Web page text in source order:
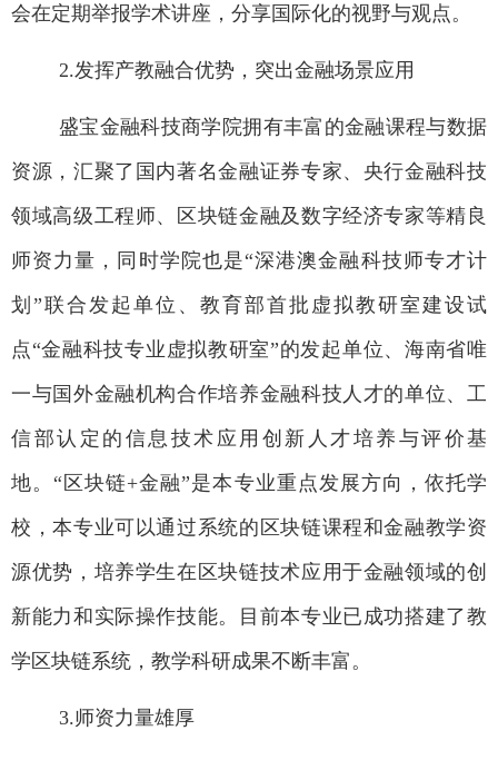
会在定期举报学术讲座，分享国际化的视野与观点。
2.发挥产教融合优势，突出金融场景应用
盛宝金融科技商学院拥有丰富的金融课程与数据
资源，汇聚了国内著名金融证券专家、央行金融科技
领域高级工程师、区块链金融及数字经济专家等精良
师资力量，同时学院也是“深港澳金融科技师专才计
划”联合发起单位、教育部首批虚拟教研室建设试
点“金融科技专业虚拟教研室”的发起单位、海南省唯
一与国外金融机构合作培养金融科技人才的单位、工
信部认定的信息技术应用创新人才培养与评价基
地。“区块链+金融”是本专业重点发展方向，依托学
校，本专业可以通过系统的区块链课程和金融教学资
源优势，培养学生在区块链技术应用于金融领域的创
新能力和实际操作技能。目前本专业已成功搭建了教
学区块链系统，教学科研成果不断丰富。
3.师资力量雄厚